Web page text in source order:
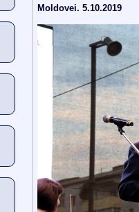
Moldovei. 5.10.2019